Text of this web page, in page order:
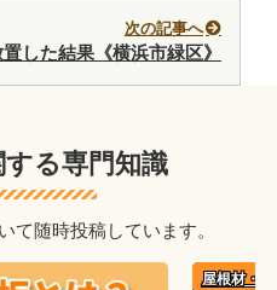
次の記事へ
した結果《横浜市緑区》
る専門知識
て随時投稿しています。
屋根材・